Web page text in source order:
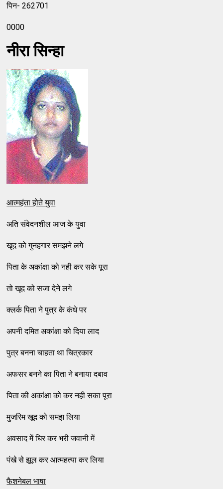
पिन- 262701
0000
नीरा सिन्हा
आत्‍महंता होते युवा
अति संवेदनशील आज के युवा
खूद को गुनहगार समझने लगे
पिता के अकांक्षा को नही कर सके पूरा
तो खूद को सजा देने लगे
क्‍लर्क पिता ने पुत्र के कंधे पर
अपनी दमित अकांक्षा को दिया लाद
पुत्र बनना चाहता था चित्रकार
अफसर बनने का पिता ने बनाया दबाव
पिता की अकांक्षा को कर नही सका पूरा
मुजरिम खूद को समझ लिया
अवसाद में घिर कर भरी जवानी में
पंखे से झूल कर आत्‍महत्‍या कर लिया
फैशनेबल भाषा